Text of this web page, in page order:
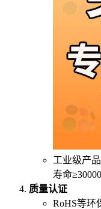
工业级产
寿命
质量认证
RoHS等环